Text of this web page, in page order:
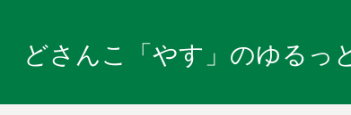
どさんこ「やす」のゆるっ